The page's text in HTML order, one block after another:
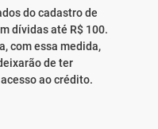
do cadastro de
dívidas até R$ 100.
com essa medida,
de ter
ao crédito.